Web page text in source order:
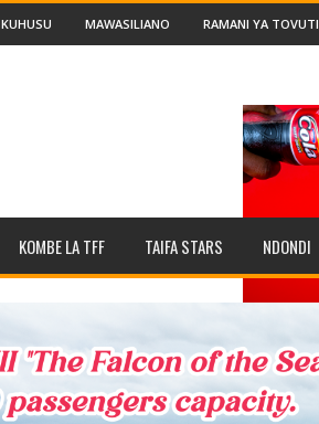
KUHUSU MAWASILIANO RAMANI YA TOVUTI
KOMBE LA TFF TAIFA STARS NDONDI